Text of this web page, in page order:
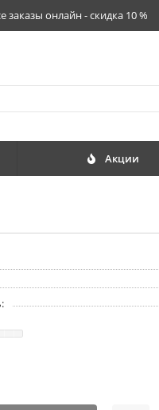
заказы онлайн - скидка 10 %
Акции